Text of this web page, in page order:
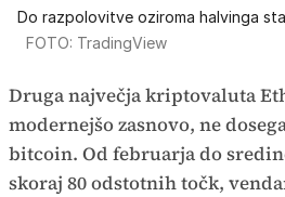
Do razpolovitve oziroma halvinga
FOTO: TradingView
Druga največja kriptovaluta
modernejšo zasnovo, ne
bitcoin. Od februarja do
skoraj 80 odstotnih točk,